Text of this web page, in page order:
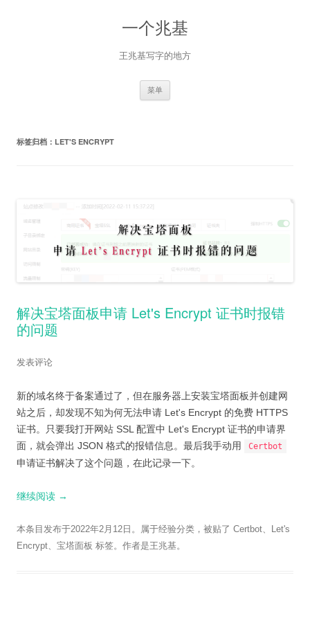
一个兆基
王兆基写字的地方
菜单
标签归档： LET'S ENCRYPT
解决宝塔面板申请 Let's Encrypt 证书时报错
的问题
发表评论
新的域名终于备案通过了，但在服务器上安装宝塔面板并创建网
站之后，却发现不知为何无法申请 Let's Encrypt 的免费 HTTPS
证书。只要我打开网站 SSL 配置中 Let's Encrypt 证书的申请界
面，就会弹出 JSON 格式的报错信息。最后我手动用
Certbot
申请证书解决了这个问题，在此记录一下。
继续阅读 →
本条目发布于2022年2月12日 。属于经验分类，被贴了 Certbot、
Let's
Encrypt、 宝塔面板 标签。 作者是王兆基。